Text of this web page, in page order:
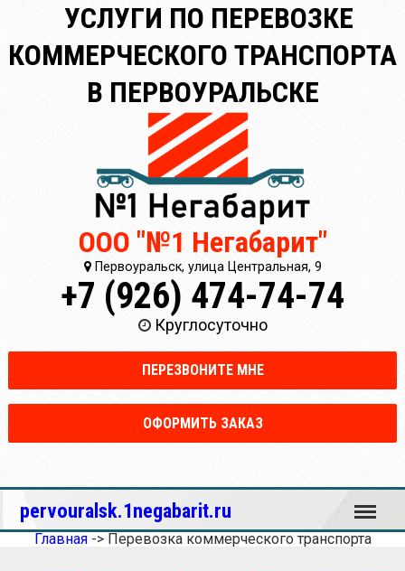
УСЛУГИ ПО ПЕРЕВОЗКЕ
КОММЕРЧЕСКОГО ТРАНСПОРТА
В ПЕРВОУРАЛЬСКЕ
ООО "№1 Негабарит"
Первоуральск, улица Центральная, 9
+7 (926) 474-74-74
Круглосуточно
ПЕРЕЗВОНИТЕ МНЕ
ОФОРМИТЬ ЗАКАЗ
pervouralsk.1negabarit.ru Меню
Главная-> Перевозка коммерческого транспорта